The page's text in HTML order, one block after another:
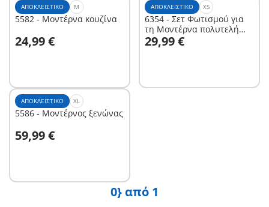
ΑΠΟΚΛΕΙΣΤΙΚΌ M
5582 - Μοντέρνα κουζίνα
24,99 €
ΑΠΟΚΛΕΙΣΤΙΚΌ XS
6354 - Σετ Φωτισμού για
τη Μοντέρνα πολυτελή
βίλλα
29,99 €
Στο καλάθι
ΑΠΟΚΛΕΙΣΤΙΚΌ XL
5586 - Μοντέρνος ξενώνας
59,99 €
0} από 1